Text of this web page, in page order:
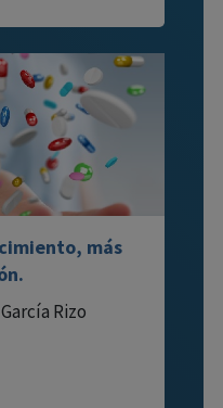
más
Rizo